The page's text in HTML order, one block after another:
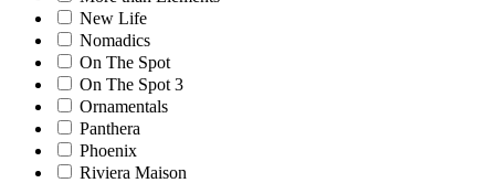
New Life
Nomadics
On The Spot
On The Spot 3
Ornamentals
Panthera
Phoenix
Riviera Maison